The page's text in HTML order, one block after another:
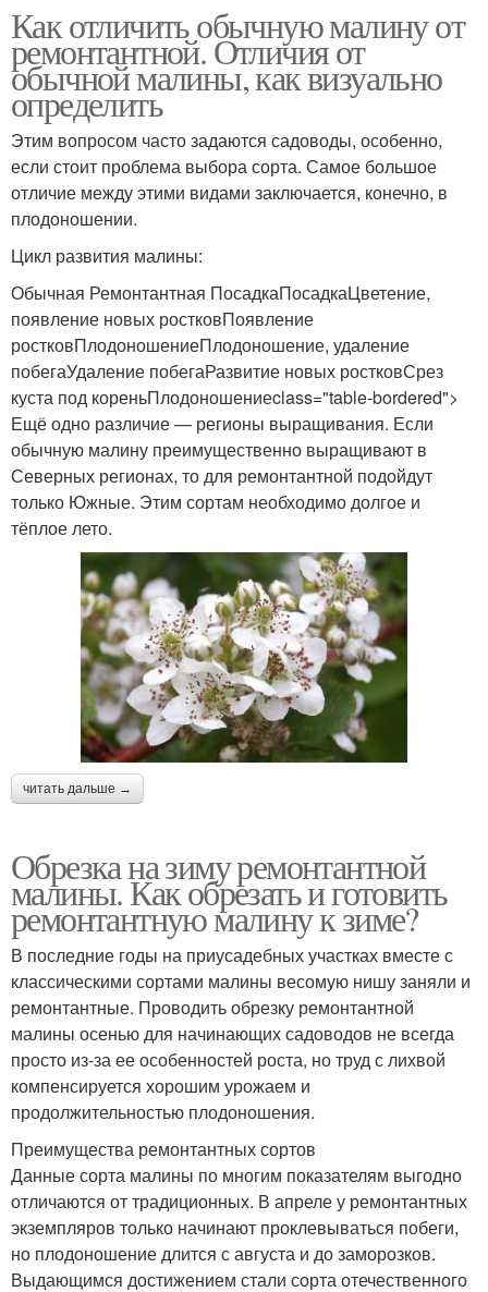
Как отличить обычную малину от
ремонтантной. Отличия от
обычной малины, как визуально
определить
Этим вопросом часто задаются садоводы, особенно,
если стоит проблема выбора сорта. Самое большое
отличие между этими видами заключается, конечно, в
плодоношении.
Цикл развития малины:
Обычная Ремонтантная ПосадкаПосадкаЦветение,
появление новых ростковПоявление
ростковПлодоношениеПлодоношение, удаление
побегаУдаление побегаРазвитие новых ростковСрез
куста под кореньПлодоношениеclass="table-bordered">
Ещё одно различие — регионы выращивания. Если
обычную малину преимущественно выращивают в
Северных регионах, то для ремонтантной подойдут
только Южные. Этим сортам необходимо долгое и
тёплое лето.
читать дальше →
Обрезка на зиму ремонтантной
малины. Как обрезать и готовить
ремонтантную малину к зиме?
В последние годы на приусадебных участках вместе с
классическими сортами малины весомую нишу заняли и
ремонтантные. Проводить обрезку ремонтантной
малины осенью для начинающих садоводов не всегда
просто из-за ее особенностей роста, но труд с лихвой
компенсируется хорошим урожаем и
продолжительностью плодоношения.
Преимущества ремонтантных сортов
Данные сорта малины по многим показателям выгодно
отличаются от традиционных. В апреле у ремонтантных
экземпляров только начинают проклевываться побеги,
но плодоношение длится с августа и до заморозков.
Выдающимся достижением стали сорта отечественного